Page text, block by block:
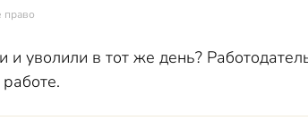
право
уволили в тот же день?